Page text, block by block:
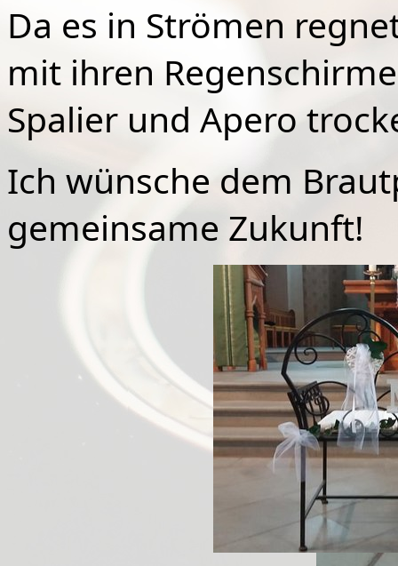
Da es in Strömen
mit ihren
Spalier und Apero
Ich wünsche dem
gemeinsame Zukunft!